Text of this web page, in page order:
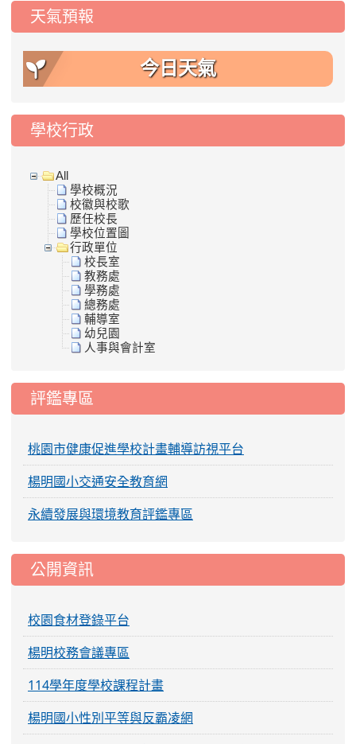
天氣預報
今日天氣
學校行政
All
學校概況
校徽與校歌
歷任校長
學校位置圖
行政單位
校長室
教務處
學務處
總務處
輔導室
幼兒園
人事與會計室
評鑑專區
桃園市健康促進學校計畫輔導訪視平台
楊明國小交通安全教育網
永續發展與環境教育評鑑專區
公開資訊
校園食材登錄平台
楊明校務會議專區
114學年度學校課程計畫
楊明國小性別平等與反霸凌網